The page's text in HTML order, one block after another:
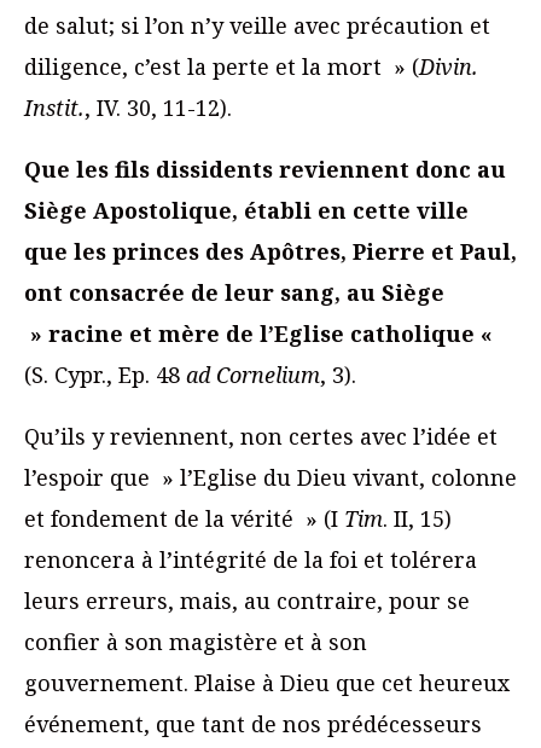
de salut; si l’on n’y veille avec précaution et
diligence, c’est la perte et la mort » (Divin.
Instit., IV. 30, 11-12).
Que les fils dissidents reviennent donc au
Siège Apostolique, établi en cette ville
que les princes des Apôtres, Pierre et Paul,
ont consacrée de leur sang, au Siège
» racine et mère de l’Eglise catholique «
(S. Cypr., Ep. 48 ad Cornelium, 3).
Qu’ils y reviennent, non certes avec l’idée et
l’espoir que » l’Eglise du Dieu vivant, colonne
et fondement de la vérité » (I Tim. II, 15)
renoncera à l’intégrité de la foi et tolérera
leurs erreurs, mais, au contraire, pour se
confier à son magistère et à son
gouvernement. Plaise à Dieu que cet heureux
événement, que tant de nos prédécesseurs